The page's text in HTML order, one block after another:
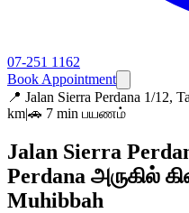
07-251 1162
Book Appointment
📍 Jalan Sierra Perdana 1/12,
km|🚗 7 min பயணம்
Jalan Sierra
Perdana அருகில்
Muhibbah